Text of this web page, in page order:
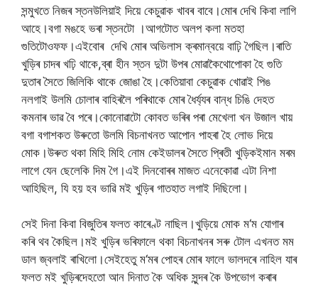
সন্মুখতে নিজৰ স্তনউলিয়াই দিয়ে কেচুৱাক খাবৰ বাবে।মোৰ দেখি কিবা লাগি
আহে।বগা মঙহে ভৰা স্তনটো ।আগটোত অলপ কলা মতহা
গুতিটোওফফ।এইবোৰ দেখি মোৰ অভিলাস ক্ৰমান্বয়ে বাঢ়ি গৈছিল।ৰাতি
খুড়িৰ চাদৰ খঢ়ি থাকে,ব্ৰা হীন স্তন দুটা উপৰ মোৱাকৈথোপোকা হৈ গুতি
দুতাৰ সৈতে জিলিকি থাকে জোঙা হৈ।কেতিয়াবা কেচুৱাক খোৱাই পিঙ
নলগাই উলমি চোলাৰ বাহিৰলৈ পৰিথাকে মোৰ ধৈৰ্য্যৰ বান্ধ চিঙি দেহত
কমনাৰ ভাৱ বৈ পৰে।কোনোৱাটো কোবত ভৰিৰ পৰা মেখেলা খন উজাল খায়
বগা বগাশকত উৰুতো উলমি বিচনাখনত আপোন পাহৰা হৈ লোভ দিয়ে
মোক।উৰুত থকা মিহি মিহি নোম কেইডালৰ সৈতে প্ৰিতী খুড়িকইমান মৰম
লাগে যেন ছেলেকি দিম গৈ।এই দিনবোৰৰ মাজত এনেকোৱা এটা নিশা
আহিছিল, যি হয় হব ভাৱি মই খুড়িৰ গাতহাত লগাই দিছিলো।
সেই দিনা কিবা বিজুতিৰ ফলত কাৰেণ্ট নাছিল।খুড়িয়ে মোক ম‘ম যোগাৰ
কৰি থব কৈছিল।মই খুড়িৰ ভৰিফালে থকা বিচনাখনৰ সৰু টোল এখনত মম
ডাল জ্বলাই ৰাখিলো।সেইহেতু ম‘মৰ পোহৰ মোৰ ফালে ভালদৰে নাহিল যাৰ
ফলত মই খুড়িৰদেহতো আন দিনাত কৈ অধিক সুন্দৰ কৈ উপভোগ কৰাৰ